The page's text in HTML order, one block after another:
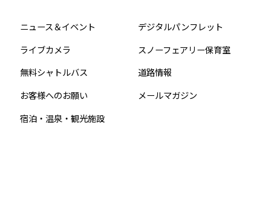
ニュース＆イベント
デジタルパンフレット
ライブカメラ
スノーフェアリー保育室
無料シャトルバス
道路情報
お客様へのお願い
メールマガジン
宿泊・温泉・観光施設